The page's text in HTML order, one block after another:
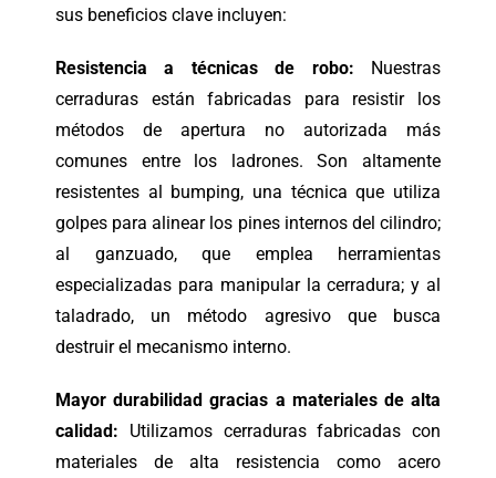
sus beneficios clave incluyen:
Resistencia a técnicas de robo: Nuestras
cerraduras están fabricadas para resistir los
métodos de apertura no autorizada más
comunes entre los ladrones. Son altamente
resistentes al bumping, una técnica que utiliza
golpes para alinear los pines internos del cilindro;
al ganzuado, que emplea herramientas
especializadas para manipular la cerradura; y al
taladrado, un método agresivo que busca
destruir el mecanismo interno.
Mayor durabilidad gracias a materiales de alta
calidad: Utilizamos cerraduras fabricadas con
materiales de alta resistencia como acero